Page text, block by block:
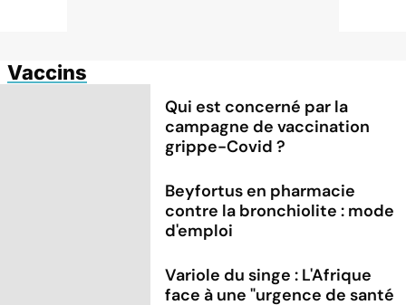
Vaccins
Qui est concerné par la
campagne de vaccination
grippe-Covid ?
Beyfortus en pharmacie
contre la bronchiolite : mode
d'emploi
Variole du singe : L'Afrique
face à une "urgence de santé